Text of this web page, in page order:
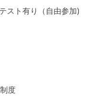
スト有り（自由参加)
度